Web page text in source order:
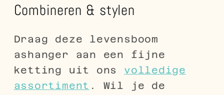
Combineren & stylen
Draag deze levensboom
ashanger aan een fijne
ketting uit ons volledige
assortiment . Wil je de